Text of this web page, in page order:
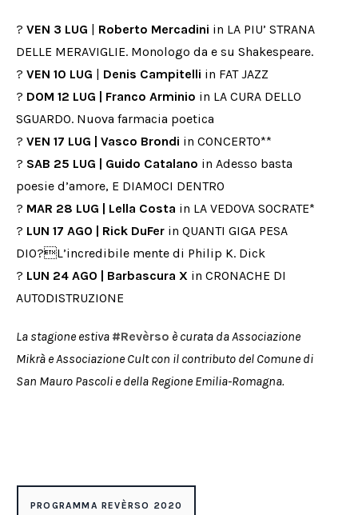
? VEN 3 LUG Roberto Mercadini in LA PIU’ STRANA
DELLE MERAVIGLIE. Monologo da e su Shakespeare.
? VEN 10 LUG Denis Campitelli in FAT JAZZ
? DOM 12 LUG | Franco Arminio in LA CURA DELLO
SGUARDO. Nuova farmacia poetica
? VEN 17 LUG | Vasco Brondi in CONCERTO**
? SAB 25 LUG | Guido Catalano in Adesso basta
poesie d’amore, E DIAMOCI DENTRO
? MAR 28 LUG | Lella Costa in LA VEDOVA SOCRATE*
? LUN 17 AGO | Rick DuFer in QUANTI GIGA PESA
DIO?L’incredibile mente di Philip K. Dick
? LUN 24 AGO | Barbascura X in CRONACHE DI
AUTODISTRUZIONE
La stagione estiva #Revèrso è curata da Associazione
Mikrà e Associazione Cult con il contributo del Comune di
San Mauro Pascoli e della Regione Emilia-Romagna.
PROGRAMMA REVÈRSO 2020